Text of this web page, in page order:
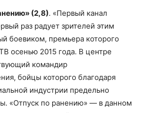
(2,8). «Первый канал
раз радует зрителей этим
боевиком, премьера которого
осенью 2015 года. В центре
командир
бойцы которого благодаря
индустрии предельно
«Отпуск по ранению» — в данном